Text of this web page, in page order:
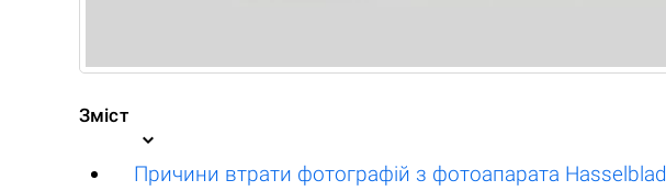
Зміст
Причини втрати фотографій з фотоапарата Hasselblad